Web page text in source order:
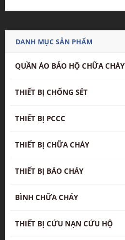
DANH MỤC SẢN PHẨM
QUẦN ÁO BẢO HỘ CHỮA CHÁY
THIẾT BỊ CHỐNG SÉT
THIẾT BỊ PCCC
THIẾT BỊ CHỮA CHÁY
THIẾT BỊ BÁO CHÁY
BÌNH CHỮA CHÁY
THIẾT BỊ CỨU NẠN CỨU HỘ